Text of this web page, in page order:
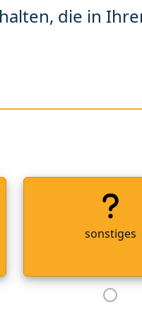
die in
sonstiges